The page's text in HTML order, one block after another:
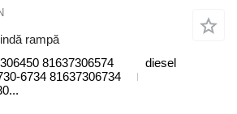
rampă
81637306574
6734 81637306734
diesel